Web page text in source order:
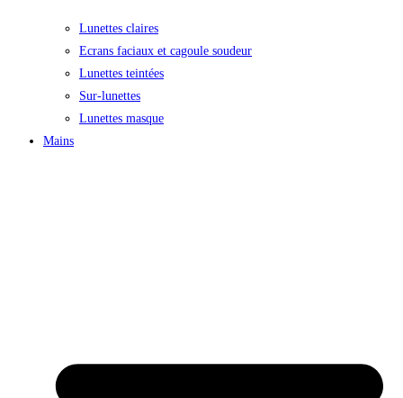
Lunettes claires
Ecrans faciaux et cagoule soudeur
Lunettes teintées
Sur-lunettes
Lunettes masque
Mains